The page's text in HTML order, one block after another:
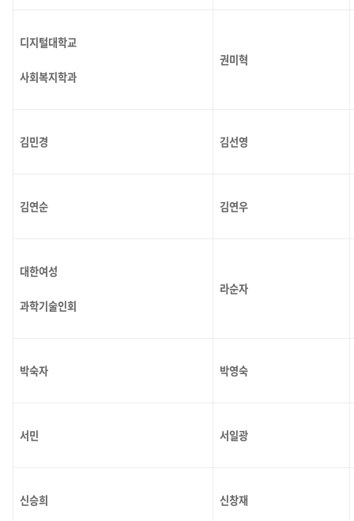
디지털대학교
사회복지학과
권미혁
김민경 김선영
김연순 김연우
대한여성
과학기술인회
라순자
박숙자 박영숙
서민 서일광
신승희 신창재